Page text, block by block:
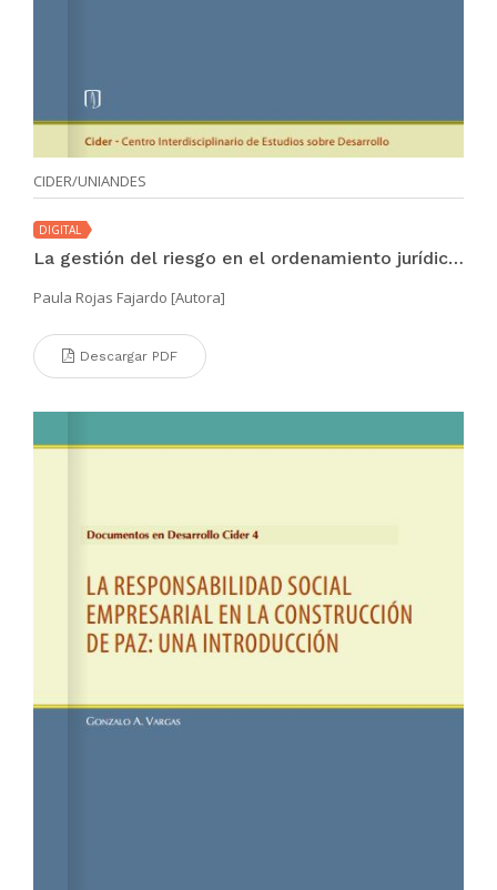
CIDER/UNIANDES
DIGITAL
La gestión del riesgo en el ordenamiento jurídico colombiano
Paula Rojas Fajardo [Autora]
Descargar PDF